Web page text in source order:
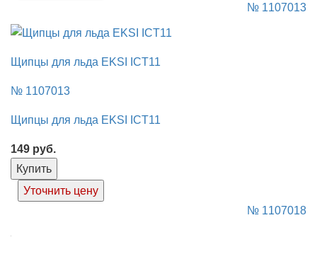
№ 1107013
Щипцы для льда EKSI ICT11
№ 1107013
Щипцы для льда EKSI ICT11
149 руб.
Купить
Уточнить цену
№ 1107018